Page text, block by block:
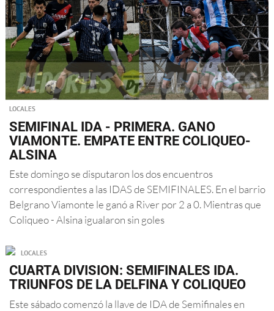
LOCALES
SEMIFINAL IDA - PRIMERA. GANO
VIAMONTE. EMPATE ENTRE COLIQUEO-
ALSINA
Este domingo se disputaron los dos encuentros
correspondientes a las IDAS de SEMIFINALES. En el barrio
Belgrano Viamonte le ganó a River por 2 a 0. Mientras que
Coliqueo - Alsina igualaron sin goles
LOCALES
CUARTA DIVISION: SEMIFINALES IDA.
TRIUNFOS DE LA DELFINA Y COLIQUEO
Este sábado comenzó la llave de IDA de Semifinales en